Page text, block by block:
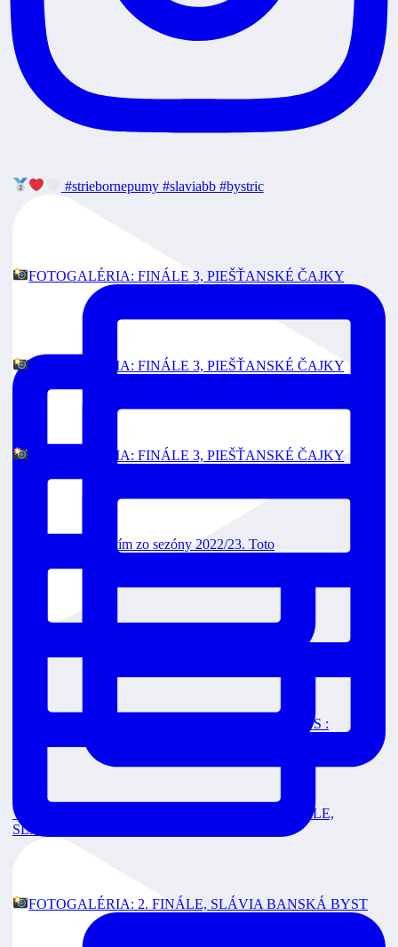
#striebornepumy #slaviabb #bystric
FOTOGALÉRIA: FINÁLE 3, PIEŠŤANSKÉ ČAJKY
FOTOGALÉRIA: FINÁLE 3, PIEŠŤANSKÉ ČAJKY
FOTOGALÉRIA: FINÁLE 3, PIEŠŤANSKÉ ČAJKY
Toto je strieborný tím zo sezóny 2022/23. Toto
FINÁLE 3 Dnes o 18:00 v priamom prenose na RTVS :
VEOLIA POZÁPASOVÉ ROZHOVORY: 2. FINÁLE,
SLÁVIA
FOTOGALÉRIA: 2. FINÁLE, SLÁVIA BANSKÁ BYST